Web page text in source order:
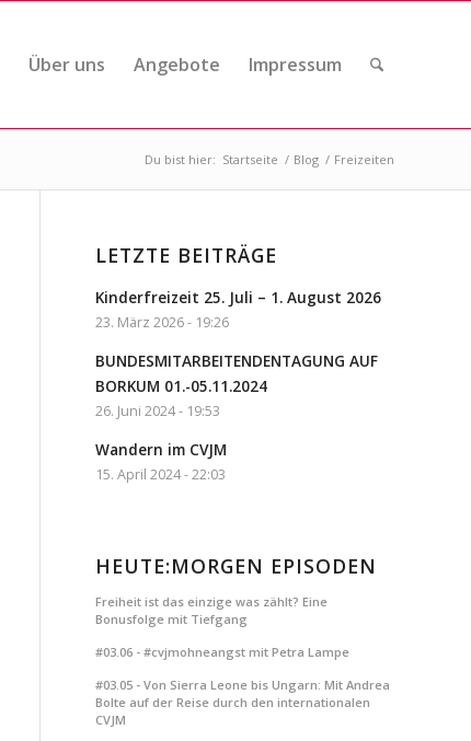
Über uns Angebote Impressum
Du bist hier: Startseite / Blog / Freizeiten
LETZTE BEITRÄGE
Kinderfreizeit 25. Juli – 1. August 2026
23. März 2026 - 19:26
BUNDESMITARBEITENDENTAGUNG AUF
BORKUM 01.-05.11.2024
26. Juni 2024 - 19:53
Wandern im CVJM
15. April 2024 - 22:03
HEUTE:MORGEN EPISODEN
Freiheit ist das einzige was zählt? Eine
Bonusfolge mit Tiefgang
#03.06 - #cvjmohneangst mit Petra Lampe
#03.05 - Von Sierra Leone bis Ungarn: Mit Andrea
Bolte auf der Reise durch den internationalen
CVJM